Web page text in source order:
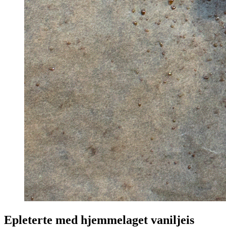
Epleterte med hjemmelaget vaniljeis